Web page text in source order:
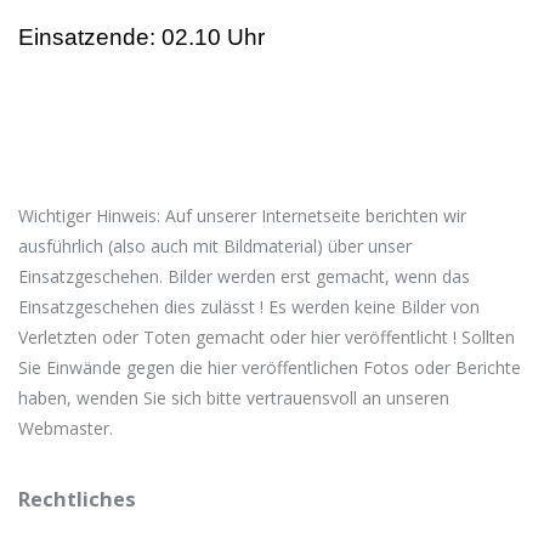
Einsatzende: 02.10 Uhr
Wichtiger Hinweis: Auf unserer Internetseite berichten wir
ausführlich (also auch mit Bildmaterial) über unser
Einsatzgeschehen. Bilder werden erst gemacht, wenn das
Einsatzgeschehen dies zulässt ! Es werden keine Bilder von
Verletzten oder Toten gemacht oder hier veröffentlicht ! Sollten
Sie Einwände gegen die hier veröffentlichen Fotos oder Berichte
haben, wenden Sie sich bitte vertrauensvoll an unseren
Webmaster.
Rechtliches